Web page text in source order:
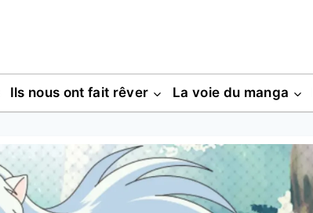
Ils nous ont fait rêver La voie du manga